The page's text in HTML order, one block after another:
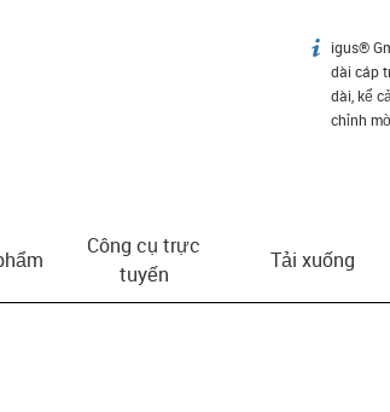
igus-igus®
dài cáp
dài, kể
chỉnh
Công cụ trực
tuyến
Tải xuống